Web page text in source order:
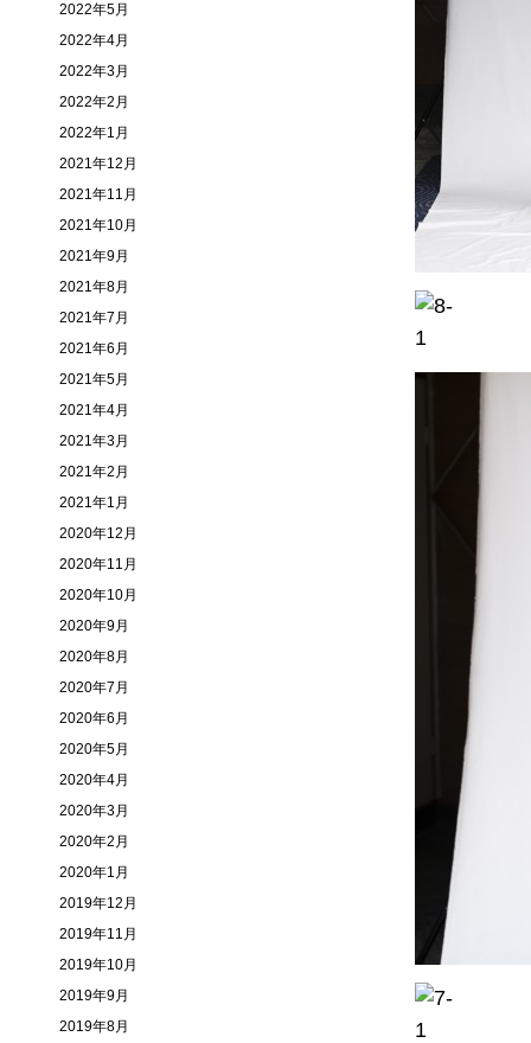
2022年5月
2022年4月
2022年3月
2022年2月
2022年1月
2021年12月
2021年11月
2021年10月
2021年9月
2021年8月
2021年7月
2021年6月
2021年5月
2021年4月
2021年3月
2021年2月
2021年1月
2020年12月
2020年11月
2020年10月
2020年9月
2020年8月
2020年7月
2020年6月
2020年5月
2020年4月
2020年3月
2020年2月
2020年1月
2019年12月
2019年11月
2019年10月
2019年9月
2019年8月